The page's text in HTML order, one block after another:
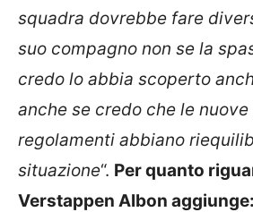
squadra dovrebbe fare
suo compagno non se la
credo lo abbia scoperto
anche se credo che le
regolamenti abbiano
situazione“. Per quanto
Verstappen Albon aggiunge: